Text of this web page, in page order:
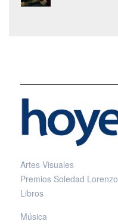
Artes Visuales
Premios Soledad Lorenzo
Libros
Música